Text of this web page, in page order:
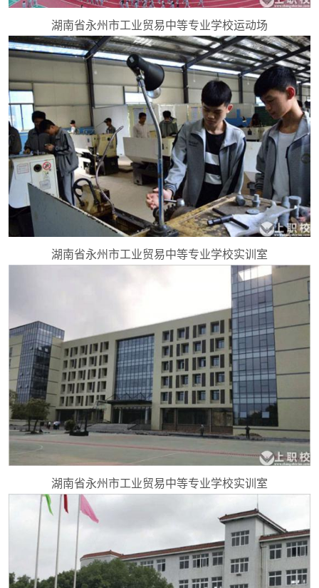
湖南省永州市工业贸易中等专业学校运动场
湖南省永州市工业贸易中等专业学校实训室
湖南省永州市工业贸易中等专业学校实训室